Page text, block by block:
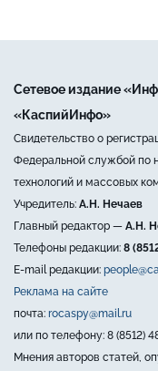
Сетевое издание
«КаспийИнфо»
Свидетельство о
Федеральной службой по
технологий и массовых
Учредитель: А.Н. Нечаев
Главный редактор — А.Н.
Телефоны редакции: 8
E-mail редакции:
Реклама на сайте
почта: rocaspy@mail.ru
или по телефону: 8 (8512)
Мнения авторов статей,